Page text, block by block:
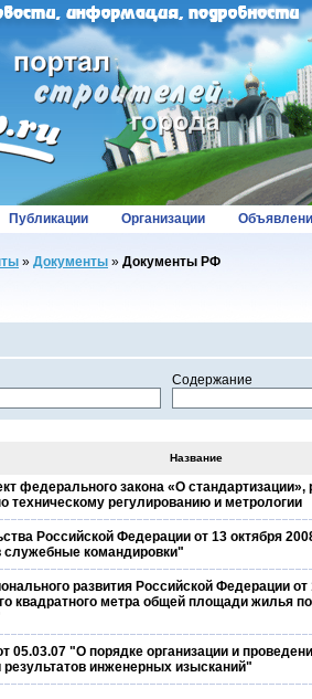
Публикации Организации
» Документы » Документы РФ
Содержание
Название
федерального закона «О
техническому регулированию и метрологии
Российской Федерации от 13 октября
служебные командировки"
развития Российской Федерации
квадратного метра общей площади жилья
"О порядке организации и
результатов инженерных изысканий"